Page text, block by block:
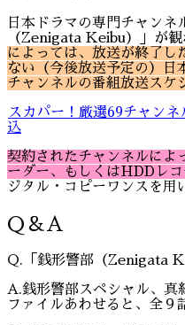
日本ドラマの専門チャン
（Zenigata Keibu）」が観
によっては、放送が終了し
ない（今後放送予定の）日
チャンネルの番組放送スケ
スカパー！厳選69チャン
込
契約されたチャンネルによ
ーダー、もしくはHDDレコ
ジタル・コピーワンスを用
Q＆A
Q.「銭形警部（Zenigata
A.銭形警部スペシャル、真
ファイルあわせると、全９